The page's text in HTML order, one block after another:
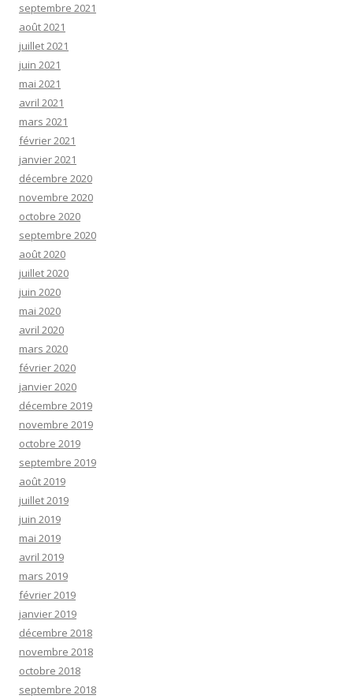
septembre 2021
août 2021
juillet 2021
juin 2021
mai 2021
avril 2021
mars 2021
février 2021
janvier 2021
décembre 2020
novembre 2020
octobre 2020
septembre 2020
août 2020
juillet 2020
juin 2020
mai 2020
avril 2020
mars 2020
février 2020
janvier 2020
décembre 2019
novembre 2019
octobre 2019
septembre 2019
août 2019
juillet 2019
juin 2019
mai 2019
avril 2019
mars 2019
février 2019
janvier 2019
décembre 2018
novembre 2018
octobre 2018
septembre 2018